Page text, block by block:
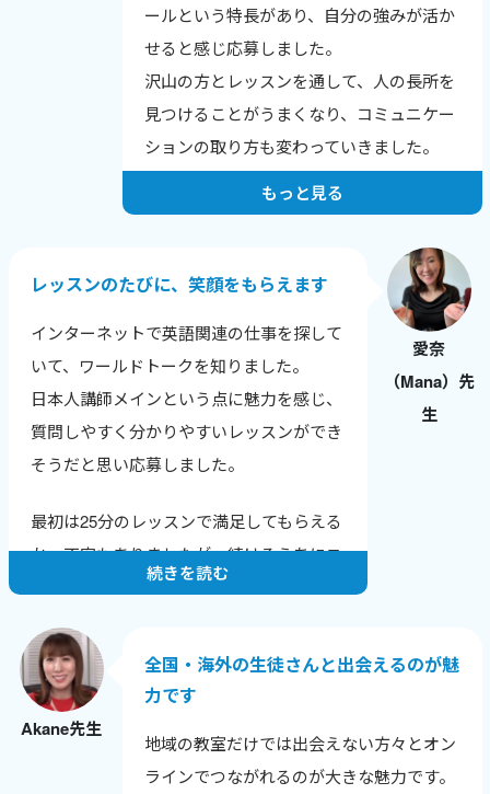
英語に自信をなくした生徒さんが、レッス
ン後に安心される様子を見せてくれたり、
自分の言いたい事を英語で表現できてうれ
しいなどの、喜びの報告を受けた時にとて
もやりがいを感じます。
ールという特長があり、自分の強みが活か
せると感じ応募しました。
沢山の方とレッスンを通して、人の長所を
見つけることがうまくなり、コミュニケー
ションの取り方も変わっていきました。
人は自分の短所にはよく気がつきますが、
レッスンでは生徒さん本人が気づいていな
い長所や成長のポイントを積極的に伝えて
います。
純粋に生徒さんに英会話を教えることが楽
しいですし、いただく感想も励みになって
います。
自分の英語力も上がっていることがわかる
ので、さらにやる気に繋がります。
もっと見る
愛奈
（Mana）先
生
レッスンのたびに、笑顔をもらえます
インターネットで英語関連の仕事を探して
いて、ワールドトークを知りました。
日本人講師メインという点に魅力を感じ、
質問しやすく分かりやすいレッスンができ
そうだと思い応募しました。
最初は25分のレッスンで満足してもらえる
か、不安もありましたが、続けるうちにニ
ュースやトレンドに敏感になり、生徒さん
色んな年齢や背景の生徒さんと話せること
が嬉しく、英語だけでなく新しい発見も多
いです。
生徒さんから「知りたかった！」と言われ
続きを読む
Akane先生
全国・海外の生徒さんと出会えるのが魅
力です
地域の教室だけでは出会えない方々とオン
ラインでつながれるのが大きな魅力です。